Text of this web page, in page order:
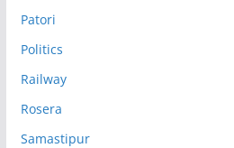
Patori
Politics
Railway
Rosera
Samastipur